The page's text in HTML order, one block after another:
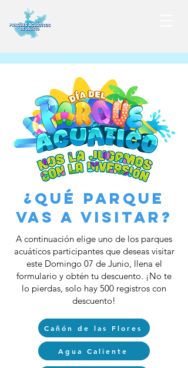
¿Qué parque
vas a visitar?
A continuación elige uno de los parques
acuáticos participantes que deseas visitar
este Domingo 07 de Junio, llena el
formulario y obtén tu descuento. ¡No te
lo pierdas, solo hay 500 registros con
descuento!
Cañón de las Flores
Agua Caliente